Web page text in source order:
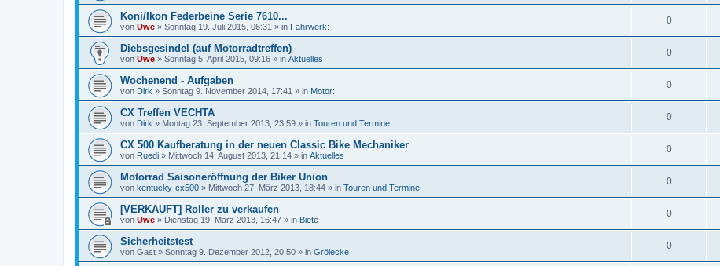
Koni/Ikon Federbeine Serie 7610...
von Uwe » Sonntag 19. Juli 2015, 06:31 » in Fahrwerk:
0
Diebsgesindel (auf Motorradtreffen)
von Uwe » Sonntag 5. April 2015, 09:16 » in Aktuelles
0
Wochenend - Aufgaben
von Dirk » Sonntag 9. November 2014, 17:41 » in Motor:
0
CX Treffen VECHTA
von Dirk » Montag 23. September 2013, 23:59 » in Touren und Termine
0
CX 500 Kaufberatung in der neuen Classic Bike Mechaniker
von Ruedi » Mittwoch 14. August 2013, 21:14 » in Aktuelles
0
Motorrad Saisoneröffnung der Biker Union
von kentucky-cx500 » Mittwoch 27. März 2013, 18:44 » in Touren und Termine
0
[VERKAUFT] Roller zu verkaufen
von Uwe » Dienstag 19. März 2013, 16:47 » in Biete
0
Sicherheitstest
von Gast » Sonntag 9. Dezember 2012, 20:50 » in Grölecke
0